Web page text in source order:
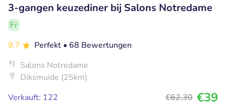
3-gangen keuzediner bij Salons Notredame
Fr
9.7
Perfekt • 68 Bewertungen
Salons Notredame
Diksmuide (25km)
Verkauft: 122
€62,30 €39